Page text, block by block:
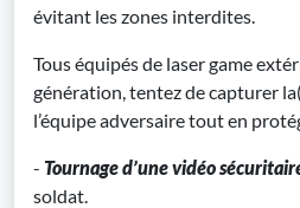
évitant les zones interdites.
Tous équipés de laser game
génération, tentez de capturer
l’équipe adversaire tout en
- Tournage d’une vidéo
soldat.